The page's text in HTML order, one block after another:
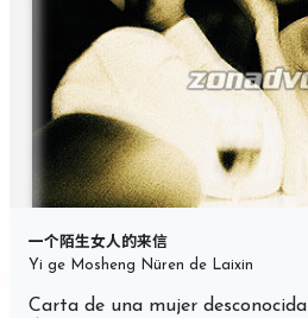
一个陌生女人的来信
Yi ge Mosheng Nüren de Laixin
Carta de una mujer desconocida